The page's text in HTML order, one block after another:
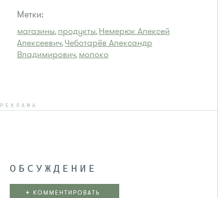
Метки:
магазины, продукты, Немерюк Алексей
Алексеевич,Чеботарёв Александр
Владимирович, молоко
РЕКЛАМА
ОБСУЖДЕНИЕ
+ КОММЕНТИРОВАТЬ